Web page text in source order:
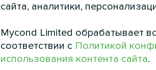
Имя
сайта, аналитики,
Mycond Limited обрабатывает
соответствии с Политикой
использования контента сайта.